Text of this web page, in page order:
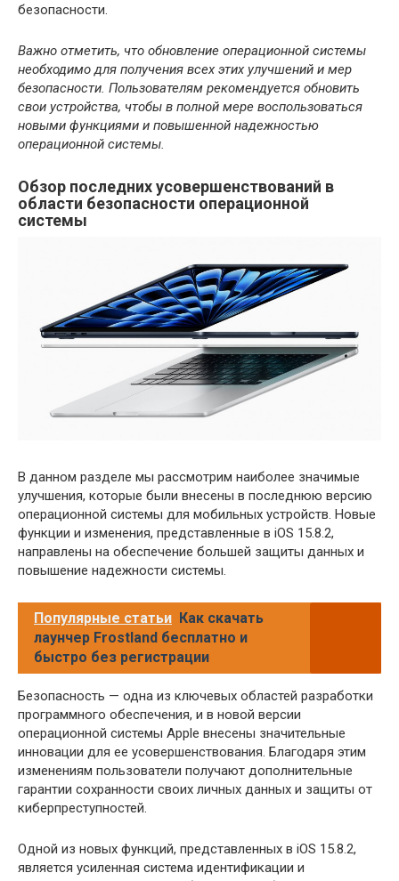
безопасности.
Важно отметить, что обновление операционной системы
необходимо для получения всех этих улучшений и мер
безопасности. Пользователям рекомендуется обновить
свои устройства, чтобы в полной мере воспользоваться
новыми функциями и повышенной надежностью
операционной системы.
Обзор последних усовершенствований в
области безопасности операционной
системы
В данном разделе мы рассмотрим наиболее значимые
улучшения, которые были внесены в последнюю версию
операционной системы для мобильных устройств. Новые
функции и изменения, представленные в iOS 15.8.2,
направлены на обеспечение большей защиты данных и
повышение надежности системы.
Популярные статьи Как скачать
лаунчер Frostland бесплатно и
быстро без регистрации
Безопасность — одна из ключевых областей разработки
программного обеспечения, и в новой версии
операционной системы Apple внесены значительные
инновации для ее усовершенствования. Благодаря этим
изменениям пользователи получают дополнительные
гарантии сохранности своих личных данных и защиты от
киберпреступностей.
Одной из новых функций, представленных в iOS 15.8.2,
является усиленная система идентификации и